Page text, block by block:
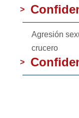
>
Agresión
crucero
>